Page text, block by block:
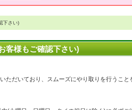
下さい)
客様もご確認下さい)
ただいており、スムーズにやり取りを行うこと